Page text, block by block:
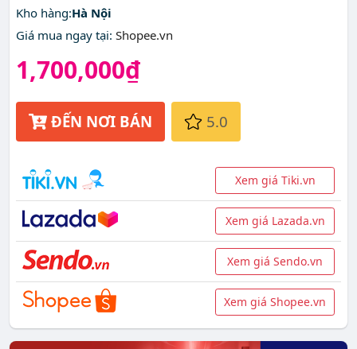
Kho hàng:Hà Nội
Giá mua ngay tại: Shopee.vn
1,700,000₫
ĐẾN NƠI BÁN 5.0
Xem giá Tiki.vn
Xem giá Lazada.vn
Xem giá Sendo.vn
Xem giá Shopee.vn